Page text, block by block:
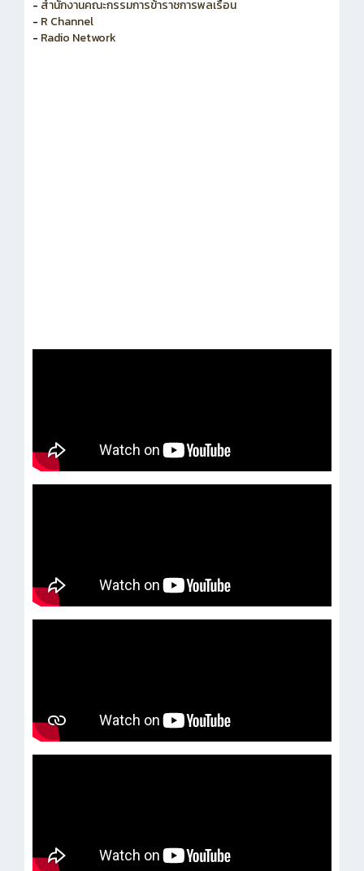
- สำนักงานคณะกรรมการข้าราชการพลเรือน
- R Channel
- Radio Network